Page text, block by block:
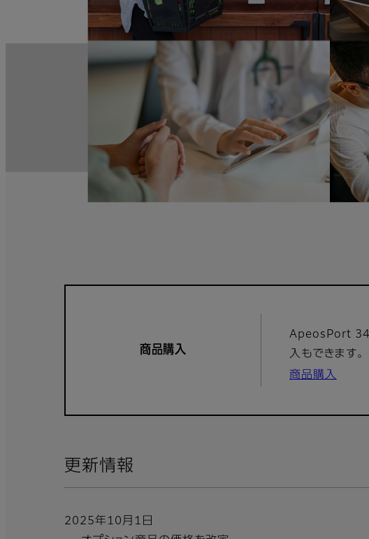
商品購入
ApeosPort
入もできます。
商品購入
更新情報
2025年10月1日